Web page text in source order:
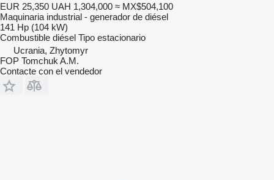
EUR 25,350 UAH 1,304,000 ≈ MX$504,100
Maquinaria industrial - generador de diésel
141 Hp (104 kW)
Combustible diésel Tipo estacionario
Ucrania, Zhytomyr
FOP Tomchuk A.M.
Contacte con el vendedor